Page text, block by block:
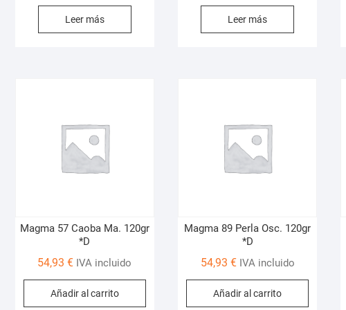
Leer más Leer más
Magma 57 Caoba Ma. 120gr
*D
54,93€ IVA incluido
Añadir al carrito
Magma 89 Perla Osc. 120gr
*D
54,93 € IVA incluido
Añadir al carrito